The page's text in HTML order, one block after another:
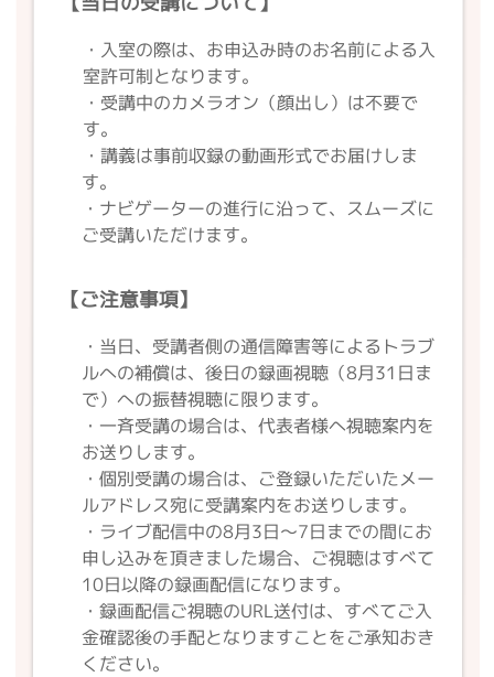
・入室の際は、お申込み時のお名前による入
室許可制となります。
・受講中のカメラオン（顔出し）は不要で
す。
・講義は事前収録の動画形式でお届けしま
す。
・ナビゲーターの進行に沿って、スムーズに
ご受講いただけます。
【ご注意事項】
・当日、受講者側の通信障害等によるトラブ
ルへの補償は、後日の録画視聴（8月31日ま
で）への振替視聴に限ります。
・一斉受講の場合は、代表者様へ視聴案内を
お送りします。
・個別受講の場合は、ご登録いただいたメー
ルアドレス宛に受講案内をお送りします。
・ライブ配信中の8月3日～7日までの間にお
申し込みを頂きました場合、ご視聴はすべて
10日以降の録画配信になります。
・録画配信ご視聴のURL送付は、すべてご入
金確認後の手配となりますことをご承知おき
ください。